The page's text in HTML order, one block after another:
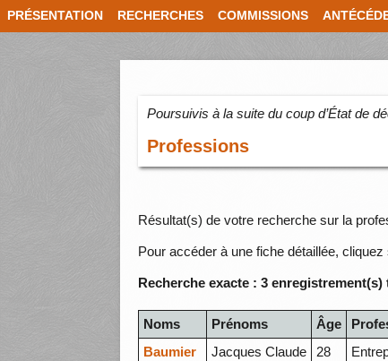
PRÉSENTATION RECHERCHES COMMISSIONS
Poursuivis à la suite du coup d’État de
Professions
Résultat(s) de votre recherche sur la
Pour accéder à une fiche détaillée,
Recherche exacte : 3 enregistrement(s)
Noms Prénoms Âge
Baumier
Jacques Claude 28